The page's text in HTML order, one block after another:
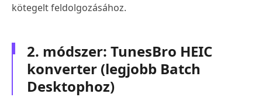
kötegelt feldolgozásához.
2. módszer: TunesBro HEIC
konverter (legjobb Batch
Desktophoz)